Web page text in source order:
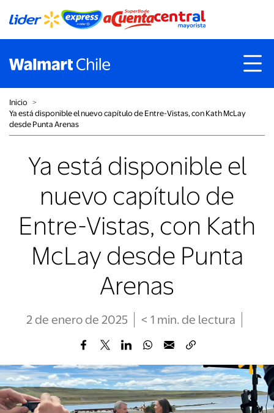
Inicio ˃
Ya está disponible el nuevo capítulo de Entre-Vistas, con Kath McLay
desde Punta Arenas
Ya está disponible el
nuevo capítulo de
Entre-Vistas, con Kath
McLay desde Punta
Arenas
2 de enero de 2025 < 1 min. de lectura